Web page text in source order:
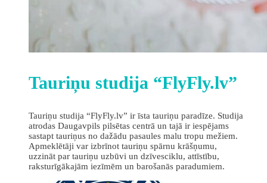
Tauriņu studija “FlyFly.lv”
Tauriņu studija “FlyFly.lv” ir īsta tauriņu paradīze. Studija
atrodas Daugavpils pilsētas centrā un tajā ir iespējams
sastapt tauriņus no dažādu pasaules malu tropu mežiem.
Apmeklētāji var izbrīnot tauriņu spārnu krāšņumu,
uzzināt par tauriņu uzbūvi un dzīvesciklu, attīstību,
raksturīgākajām iezīmēm un barošanās paradumiem.